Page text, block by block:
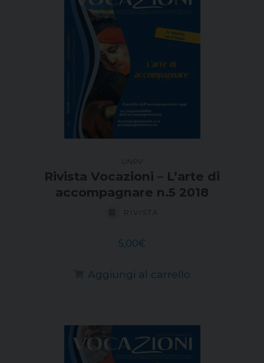
UNPV
Rivista Vocazioni – L’arte di
accompagnare n.5 2018
RIVISTA
5,00€
Aggiungi al carrello